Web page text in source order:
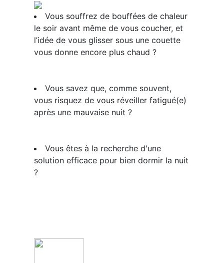
​Vous souffrez de bouffées de chaleur
le soir avant même de vous coucher, et
l’idée de vous glisser sous une couette
vous donne encore plus chaud ?
​Vous savez que, comme souvent,
vous risquez de vous réveiller fatigué(e)
après une mauvaise nuit ?
​Vous ​êtes à la recherche d'une ​
solution efficace pour bien dormir la nuit
?